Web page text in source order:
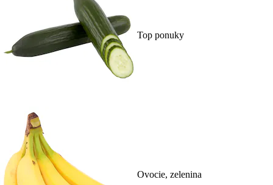
Top ponuky
Ovocie, zelenina